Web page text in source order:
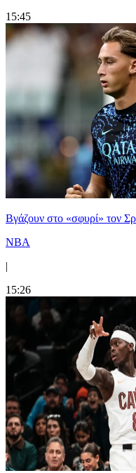
15:45
Bγάζουν στο «σφυρί» τον
NBA
|
15:26